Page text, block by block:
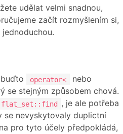
udělat velmi snadnou,
začít rozmyšlením si,
operator<
nebo
se stejným způsobem chová.
flat_set::find , je ale potřeba
se nevyskytovaly duplictní
pro tyto účely předpokládá,